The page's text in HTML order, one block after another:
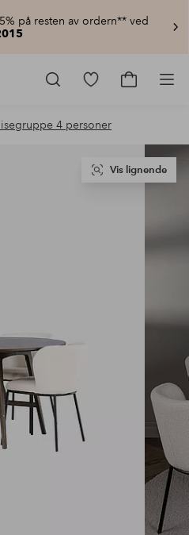
på resten av ordern** ved
Gå
produkter
Gå
4 personer
Vis lignende